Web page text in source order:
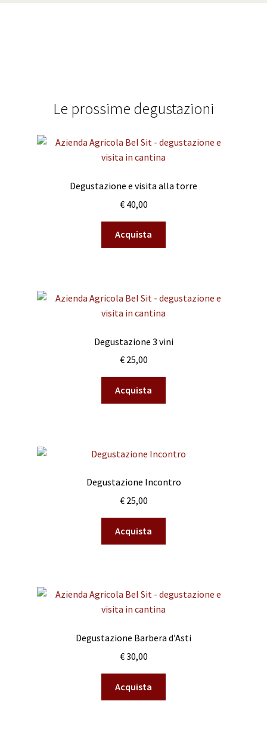
Le prossime degustazioni
Degustazione e visita alla torre
€40,00
Acquista
Degustazione 3 vini
€25,00
Acquista
Degustazione Incontro
€25,00
Acquista
Degustazione Barbera d’Asti
€30,00
Acquista